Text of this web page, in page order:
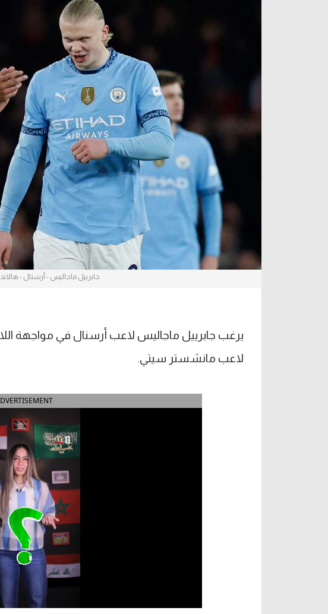
ركن الألعاب
الدوري السعودي للمحترفين
دوري أبطال أوروبا
دوري أبطال إفريقيا
كل البطولات
جابرييل ماجاليس - أرسنال -
يرغب جابرييل ماجاليس لاعب أرسنال في مواجهة
لاعب مانشستر سيتي.